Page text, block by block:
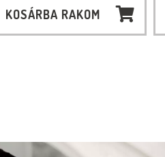
KOSÁRBA RAKOM